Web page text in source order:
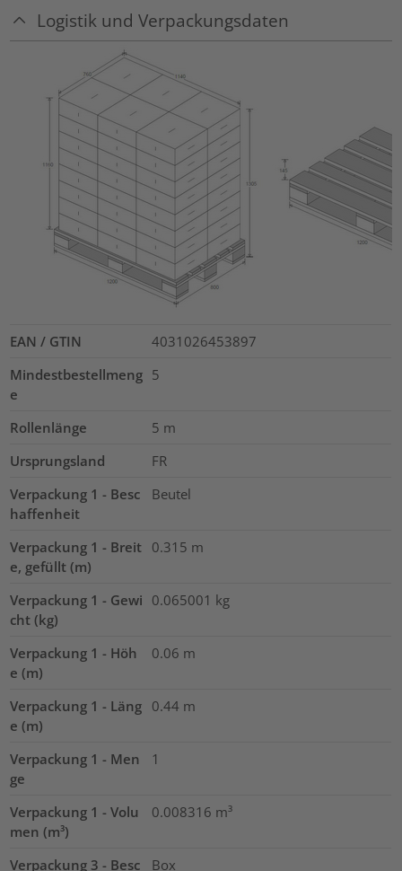
Logistik und Verpackungsdaten
EAN / GTIN
4031026453897
Mindestbestellmeng
e
5
Rollenlänge 5 m
Ursprungsland
FR
Verpackung 1 - Besc
haffenheit
Beutel
Verpackung 1 - Breit
e, gefüllt (m)
0.315 m
Verpackung 1 - Gewi
cht (kg)
0.065001 kg
Verpackung 1 - Höh
e (m)
0.06 m
Verpackung 1 - Läng
e (m)
0.44 m
Verpackung 1 - Men
ge
1
Verpackung 1 - Volu
men (m³)
0.008316 m³
Verpackung 3 - Besc Box